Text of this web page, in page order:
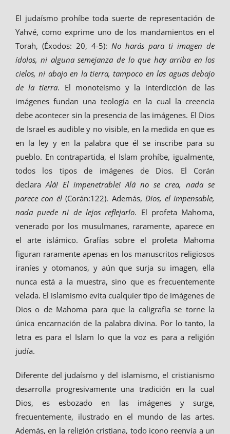
El judaísmo prohíbe toda suerte de representación de
Yahvé, como exprime uno de los mandamientos en el
Torah, (Éxodos: 20, 4-5): No harás para ti imagen de
ídolos, ni alguna semejanza de lo que hay arriba en los
cielos, ni abajo en la tierra, tampoco en las aguas debajo
de la tierra. El monoteísmo y la interdicción de las
imágenes fundan una teología en la cual la creencia
debe acontecer sin la presencia de las imágenes. El Dios
de Israel es audible y no visible, en la medida en que es
en la ley y en la palabra que él se inscribe para su
pueblo. En contrapartida, el Islam prohíbe, igualmente,
todos los tipos de imágenes de Dios. El Corán
declaraAlá! El impenetrable! Alá no se crea, nada se
parece con él (Corán:122). Además, Dios, el impensable,
nada puede ni de lejos reflejarlo. El profeta Mahoma,
venerado por los musulmanes, raramente, aparece en
el arte islámico. Grafías sobre el profeta Mahoma
figuran raramente apenas en los manuscritos religiosos
iraníes y otomanos, y aún que surja su imagen, ella
nunca está a la muestra, sino que es frecuentemente
velada. El islamismo evita cualquier tipo de imágenes de
Dios o de Mahoma para que la caligrafía se torne la
única encarnación de la palabra divina. Por lo tanto, la
letra es para el Islam lo que la voz es para a religión
judía.
Diferente del judaísmo y del islamismo, el cristianismo
desarrolla progresivamente una tradición en la cual
Dios, es esbozado en las imágenes y surge,
frecuentemente, ilustrado en el mundo de las artes.
Además, en la religión cristiana, todo icono reenvía a un